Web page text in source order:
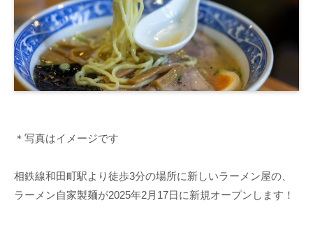
＊写真はイメージです
相鉄線和田町駅より徒歩3分の場所に新しいラーメン屋の、
ラーメン自家製麺が2025年2月17日に新規オープンします！